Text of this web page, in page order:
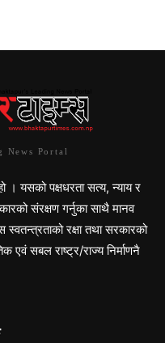
News Portal
यसको पक्षधरता सत्य, न्याय र
संरक्षण गर्नुका साथै मानव
स्वतन्त्रताको रक्षा तथा सरकारको
एवं सबल राष्ट्र/राज्य निर्माणनै